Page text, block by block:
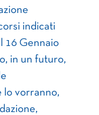
indicati
16 Gennaio
in un futuro,
vorranno,